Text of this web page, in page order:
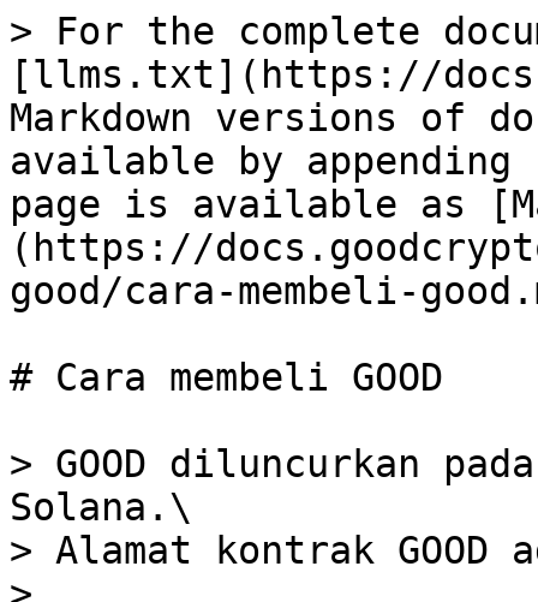
> For the complete
[llms.txt](https://
Markdown versions of
available by
page is available as
(https://
good/cara-membeli-
# Cara membeli GOOD
> GOOD diluncurkan
Solana.\
> Alamat kontrak GOOD